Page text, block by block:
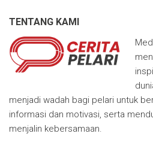
TENTANG KAMI
menjadi wadah bagi pelari untuk
informasi dan motivasi, serta
menjalin kebersamaan.